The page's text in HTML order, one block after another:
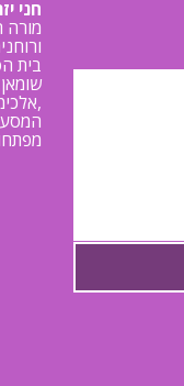
חני
מורה
בית
אלכימיה,